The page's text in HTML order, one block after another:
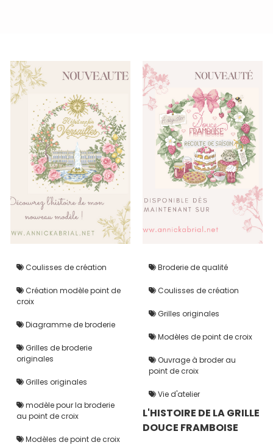
Coulisses de création
Création modèle point de
croix
Diagramme de broderie
Grilles de broderie
originales
Grilles originales
modèle pour la broderie
au point de croix
Modèles de point de croix
L'HISTOIRE DE LA GRILLE
DOUCE FRAMBOISE
Broderie de qualité
Coulisses de création
Grilles originales
Modèles de point de croix
Ouvrage à broder au
point de croix
Vie d'atelier